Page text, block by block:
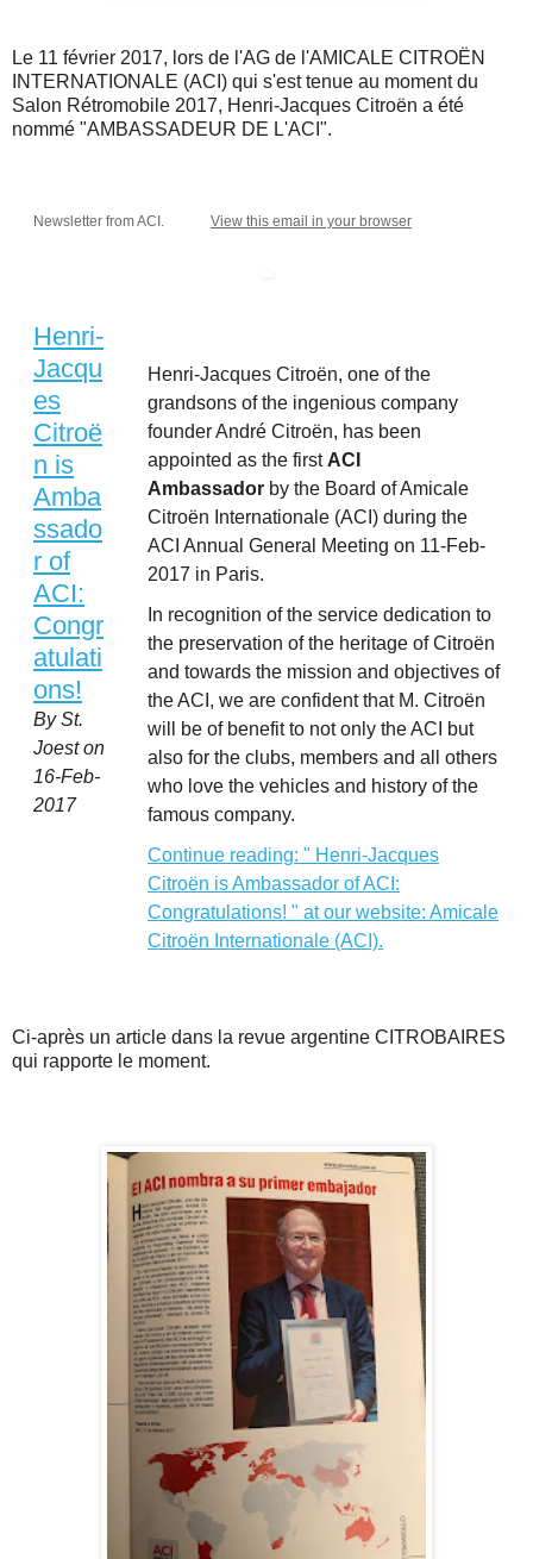
Le 11 février 2017, lors de l'AG de l'AMICALE CITROËN
INTERNATIONALE (ACI) qui s'est tenue au moment du
Salon Rétromobile 2017, Henri-Jacques Citroën a été
nommé "AMBASSADEUR DE L'ACI".
Newsletter from ACI. View this email in your browser
Henri-
Jacqu
es
Citroë
n is
Amba
ssado
r of
ACI:
Congr
atulati
ons!
By St.
Joest on
16-Feb-
2017
Henri-Jacques Citroën, one of the
grandsons of the ingenious company
founder André Citroën, has been
appointed as the first ACI
Ambassador by the Board of Amicale
Citroën Internationale (ACI) during the
ACI Annual General Meeting on 11-Feb-
2017 in Paris.
In recognition of the service dedication to
the preservation of the heritage of Citroën
and towards the mission and objectives of
the ACI, we are confident that M. Citroën
will be of benefit to not only the ACI but
also for the clubs, members and all others
who love the vehicles and history of the
famous company.
Continue reading: " Henri-Jacques
Citroën is Ambassador of ACI:
Congratulations! " at our website: Amicale
Citroën Internationale (ACI).
Ci-après un article dans la revue argentine CITROBAIRES
qui rapporte le moment.